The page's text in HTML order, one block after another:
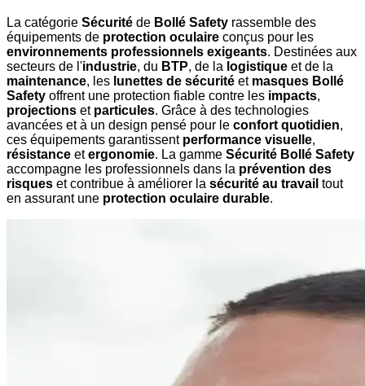
La catégorie Sécurité de Bollé Safety rassemble des
équipements de protection oculaire conçus pour les
environnements professionnels exigeants. Destinées aux
secteurs de l'industrie, du BTP, de la logistique et de la
maintenance, les lunettes de sécurité et masques Bollé
Safety offrent une protection fiable contre les impacts,
projections et particules. Grâce à des technologies
avancées et à un design pensé pour le confort quotidien,
ces équipements garantissent performance visuelle,
résistance etergonomie. La gamme Sécurité Bollé Safety
accompagne les professionnels dans la prévention des
risques et contribue à améliorer la sécurité au travail tout
en assurant une protection oculaire durable.